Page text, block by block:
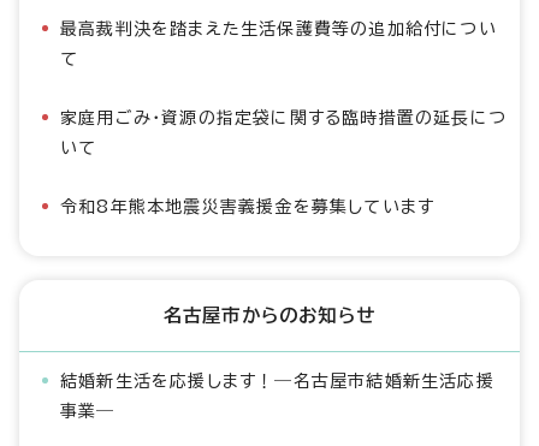
最高裁判決を踏まえた生活保護費等の追加給付につい
て
家庭用ごみ・資源の指定袋に関する臨時措置の延長につ
いて
令和8年熊本地震災害義援金を募集しています
名古屋市からのお知らせ
結婚新生活を応援します！―名古屋市結婚新生活応援
事業―